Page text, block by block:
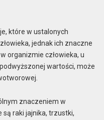
które w ustalonych
jednak ich znaczne
organizmie człowieka, u
wartości, może
znaczeniem w
raki jajnika, trzustki,